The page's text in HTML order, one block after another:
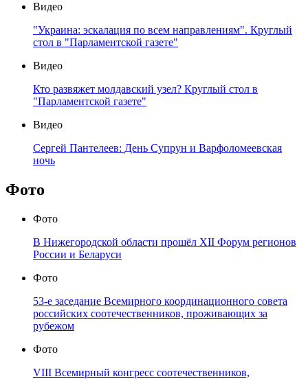
Видео
"Украина: эскалация по всем направлениям". Круглый
стол в "Парламентской газете"
Видео
Кто развяжет молдавский узел? Круглый стол в
"Парламентской газете"
Видео
Сергей Пантелеев: День Супрун и Варфоломеевская
ночь
Фото
Фото
В Нижегородской области прошёл XII Форум регионов
России и Беларуси
Фото
53-е заседание Всемирного координационного совета
российских соотечественников, проживающих за
рубежом
Фото
VIII Всемирный конгресс соотечественников,